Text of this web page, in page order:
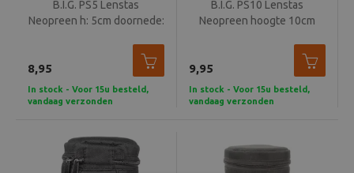
B.I.G. PS5 Lenstas
Neopreen h: 5cm doornede:
8,95
In stock - Voor 15u besteld,
vandaag verzonden
B.I.G. PS10 Lenstas
Neopreen hoogte 10cm
9,95
In stock - Voor 15u besteld,
vandaag verzonden